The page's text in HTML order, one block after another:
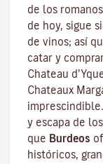
de los
de hoy, sigue
de vinos; así
catar y
Chateau
Chateaux
y escapa de
que Burdeos
históricos,